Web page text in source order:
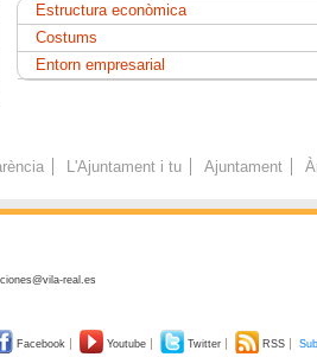
Estructura econòmica
Costums
Entorn empresarial
L'Ajuntament i tu Ajuntament
real.es
Facebook Youtube Twitter RSS